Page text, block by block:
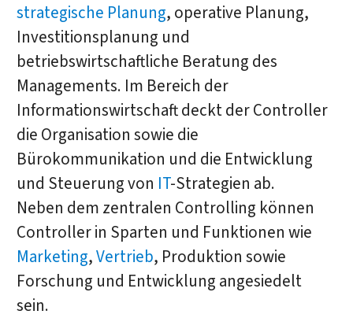
strategische Planung, operative Planung,
Investitionsplanung und
betriebswirtschaftliche Beratung des
Managements. Im Bereich der
Informationswirtschaft deckt der Controller
die Organisation sowie die
Bürokommunikation und die Entwicklung
und Steuerung von IT-Strategien ab.
Neben dem zentralen Controlling können
Controller in Sparten und Funktionen wie
Marketing,Vertrieb, Produktion sowie
Forschung und Entwicklung angesiedelt
sein.